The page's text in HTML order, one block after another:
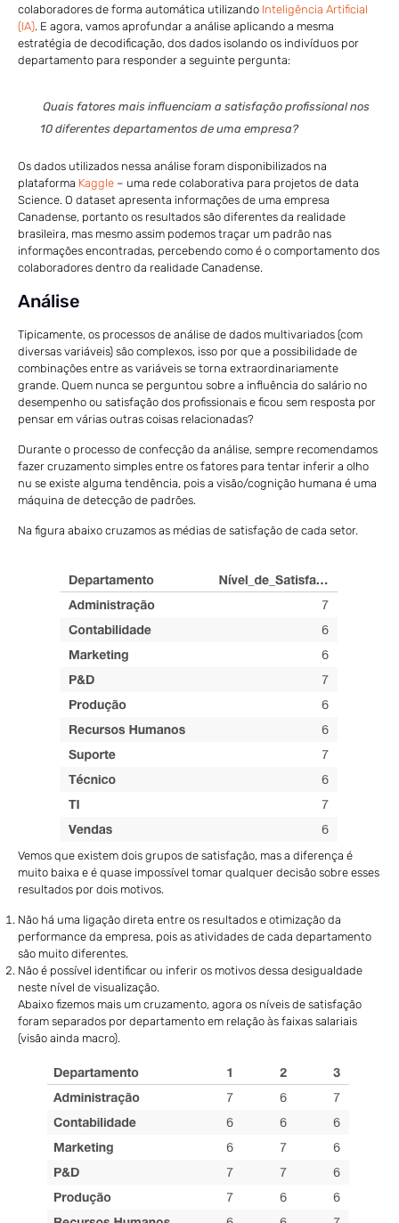
colaboradores de forma automática utilizando Inteligência Artificial
(IA). E agora, vamos aprofundar a análise aplicando a mesma
estratégia de decodificação, dos dados isolando os indivíduos por
departamento para responder a seguinte pergunta:
Quais fatores mais influenciam a satisfação profissional nos
10 diferentes departamentos de uma empresa?
Os dados utilizados nessa análise foram disponibilizados na
plataforma Kaggle – uma rede colaborativa para projetos de data
Science. O dataset apresenta informações de uma empresa
Canadense, portanto os resultados são diferentes da realidade
brasileira, mas mesmo assim podemos traçar um padrão nas
informações encontradas, percebendo como é o comportamento dos
colaboradores dentro da realidade Canadense.
Análise
Tipicamente, os processos de análise de dados multivariados (com
diversas variáveis) são complexos, isso por que a possibilidade de
combinações entre as variáveis se torna extraordinariamente
grande. Quem nunca se perguntou sobre a influência do salário no
desempenho ou satisfação dos profissionais e ficou sem resposta por
pensar em várias outras coisas relacionadas?
Durante o processo de confecção da análise, sempre recomendamos
fazer cruzamento simples entre os fatores para tentar inferir a olho
nu se existe alguma tendência, pois a visão/cognição humana é uma
máquina de detecção de padrões.
Na figura abaixo cruzamos as médias de satisfação de cada setor.
Vemos que existem dois grupos de satisfação, mas a diferença é
muito baixa e é quase impossível tomar qualquer decisão sobre esses
resultados por dois motivos.
Não há uma ligação direta entre os resultados e otimização da
performance da empresa, pois as atividades de cada departamento
são muito diferentes.
Não é possível identificar ou inferir os motivos dessa desigualdade
neste nível de visualização.
Abaixo fizemos mais um cruzamento, agora os níveis de satisfação
foram separados por departamento em relação às faixas salariais
(visão ainda macro).